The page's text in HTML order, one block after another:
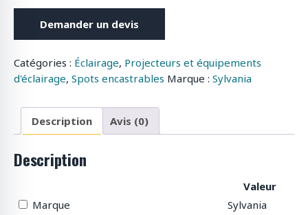
Demander un devis
Catégories : Éclairage, Projecteurs et équipements
d'éclairage, Spots encastrables Marque : Sylvania
Description Avis (0)
Description
Valeur
Marque
Sylvania